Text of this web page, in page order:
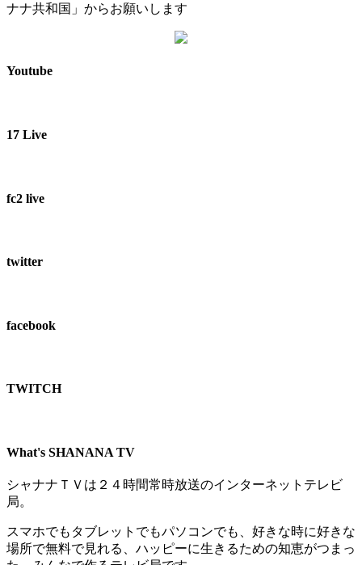
ナナ共和国」からお願いします
Youtube
17 Live
fc2 live
twitter
facebook
TWITCH​
What's SHANANA TV
シャナナＴＶは２４時間常時放送のインターネットテレビ
局。
スマホでもタブレットでもパソコンでも、好きな時に好きな
場所で無料で見れる、 ハッピーに生きるための知恵がつまっ